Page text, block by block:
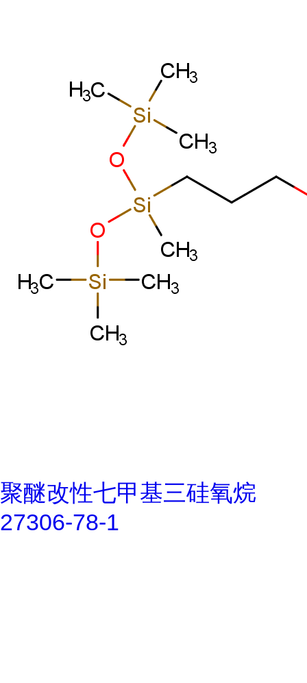
聚醚改性七甲基三硅氧烷
27306-78-1